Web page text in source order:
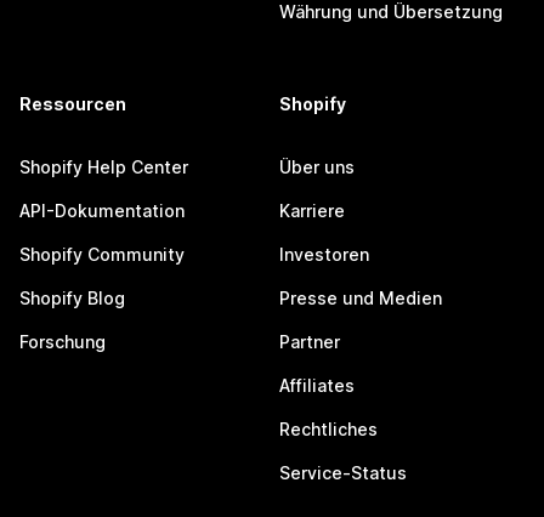
Währung und Übersetzung
Ressourcen
Shopify Help Center
API-Dokumentation
Shopify Community
Shopify Blog
Forschung
Shopify
Über uns
Karriere
Investoren
Presse und Medien
Partner
Affiliates
Rechtliches
Service-Status